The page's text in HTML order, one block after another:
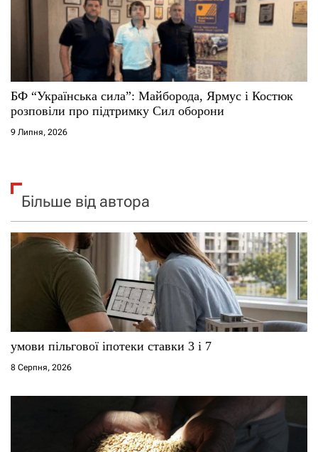
БФ “Українська сила”: Майборода, Ярмус і Костюк
розповіли про підтримку Сил оборони
9 Липня, 2026
Більше від автора
умови пільгової іпотеки ставки 3 і 7
8 Серпня, 2026